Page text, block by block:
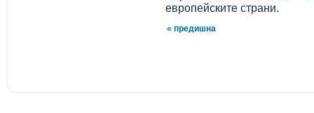
европейските страни.
« предишна